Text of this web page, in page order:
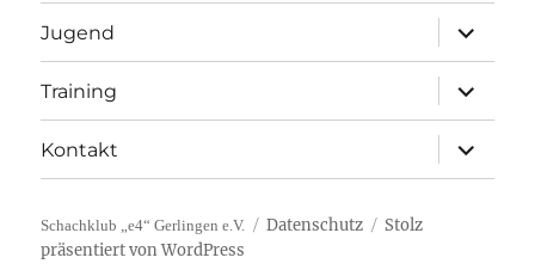
Jugend
öffnen
Training
öffnen
Kontakt
öffnen
Schachklub „e4“ Gerlingen e.V. Datenschutz
Stolz
präsentiert von WordPress